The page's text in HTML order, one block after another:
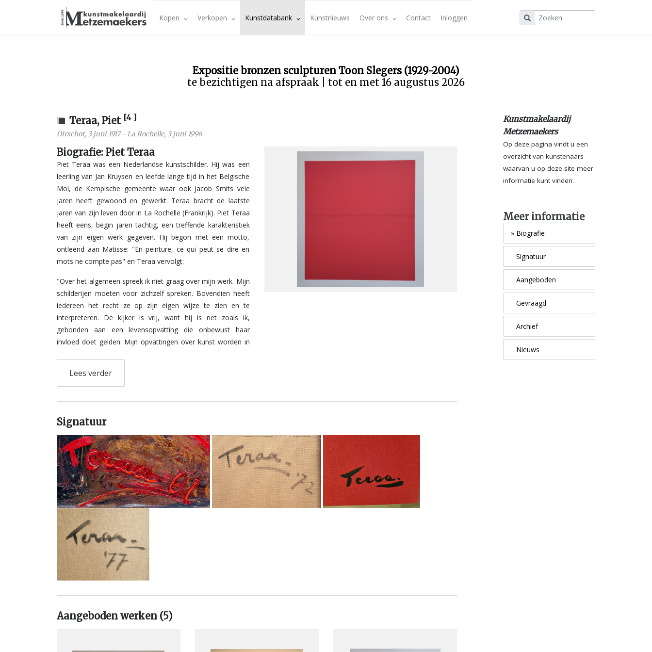
Kopen Verkopen Kunstdatabank Kunstnieuws Over ons Contact Inloggen
Expositie bronzen sculpturen Toon Slegers (1929-2004)
te bezichtigen na afspraak | tot en met 16 augustus 2026
Kunstmakelaardij
Metzemaekers
Op deze pagina vindt u een
overzicht van kunstenaars
waarvan u op deze site meer
informatie kunt vinden.
Meer informatie
» Biografie
Signatuur
Aangeboden
Gevraagd
Archief
Nieuws
Teraa, Piet [4 ]
Oirschot, 3 juni 1917-La Rochelle, 3 juni 1996
Biografie: Piet Teraa
Piet Teraa was een Nederlandse kunstschilder. Hij was een
leerling van Jan Kruysen en leefde lange tijd in het Belgische
Mol, de Kempische gemeente waar ook Jacob Smits vele
jaren heeft gewoond en gewerkt. Teraa bracht de laatste
jaren van zijn leven door in La Rochelle (Frankrijk). Piet Teraa
heeft eens, begin jaren tachtig, een treffende karakteristiek
van zijn eigen werk gegeven. Hij begon met een motto,
ontleend aan Matisse: "En peinture, ce qui peut se dire en
mots ne compte pas" en Teraa vervolgt:
"Over het algemeen spreek ik niet graag over mijn werk. Mijn
schilderijen moeten voor zichzelf spreken. Bovendien heeft
iedereen het recht ze op zijn eigen wijze te zien en te
interpreteren. De kijker is vrij, want hij is net zoals ik,
gebonden aan een levensopvatting die onbewust haar
invloed doet gelden. Mijn opvattingen over kunst worden in
de eerste plaats beheerst door intuïtie, deze ontrouwe en
rede. De ruimte, een abstract begrip, voel ik op een intuïtieve
waarnemen van lengte, breedte en diepte. Met diezelfde
De werking van het licht brengt mijn zienswijze op de ruimte
tot uiting. Het licht is het essentiële element van mijn kunst,
die het ruimtegevoel tot onderwerp heeft. Uit picturaal
oogpunt functioneert het licht dus als een factor van
dynamische spanning in een ruimte die alleen maar statisch
kan zijn. Het licht, de ruimte en de stilte: al deze elementen
fascineren me. Dat komt waarschijnlijk omdat ik ze associeer
met zuiverheid, rust, geluk en vrede. Ervaringen die we
nauwelijks kennen, maar waar we in onze beste momenten
wel naar verlangen. Deze verwantschap van licht en ruimte
met de ideale toestand is voor mij geen uitgangspunt; ik
ervaar haar achteraf. In ieder geval drukt mijn werk ook iets
uit van mijn gevoel van verbondenheid met de maatschappij,
algemeen boeit. Hetgeen ik maak, is geen verbeelding van
een waarneembaar gegeven dat zich aan mijn zintuigen
voordoet. De oorsprong komt van binnenuit. Ik druk niet
Lees verder
Signatuur
Aangeboden werken (5)